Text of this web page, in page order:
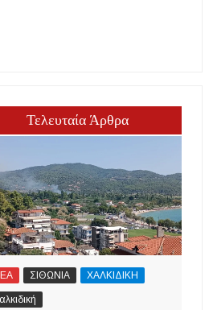
Τελευταία Άρθρα
ΣΙΘΩΝΙΑ ΧΑΛΚΙΔΙΚΗ